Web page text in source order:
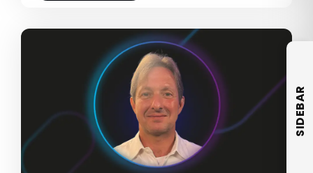
CULTURA
CULTURA EMPRESARIAL
CULTURA ORGANIZACIONAL
DADOS
DESENVOLVIMENTO DE SITES
SIDEBAR